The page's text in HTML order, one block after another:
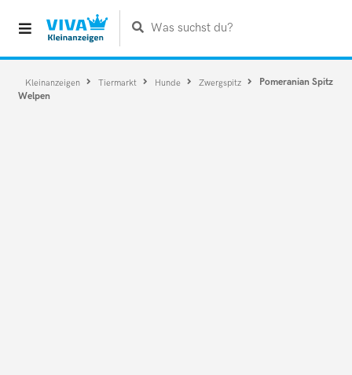
Was suchst du?
Kleinanzeigen Tiermarkt Hunde Zwergspitz
Pomeranian Spitz
Welpen